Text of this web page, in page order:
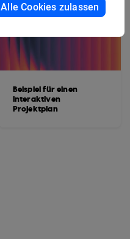
Beispiel für einen
interaktiven
Projektplan
Alle Cookies zulassen